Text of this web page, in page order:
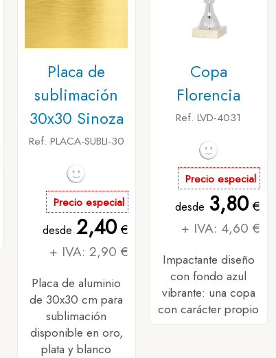
Placa de
sublimación
30x30 Sinoza
Ref. PLACA-SUBLI-30
Precio especial
desde 2,40€
+ IVA: 2,90 €
Placa de aluminio
de 30x30 cm para
sublimación
disponible en oro,
plata y blanco
Copa
Florencia
Ref. LVD-4031
Precio especial
desde 3,80€
+ IVA: 4,60 €
Impactante diseño
con fondo azul
vibrante: una copa
con carácter propio